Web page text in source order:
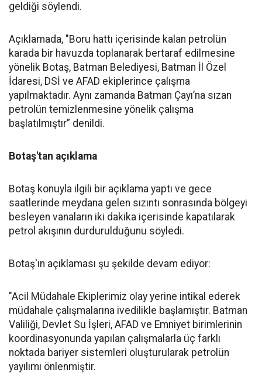
geldiği söylendi.
Açıklamada, "Boru hattı içerisinde kalan petrolün
karada bir havuzda toplanarak bertaraf edilmesine
yönelik Botaş, Batman Belediyesi, Batman İl Özel
İdaresi, DSİ ve AFAD ekiplerince çalışma
yapılmaktadır. Aynı zamanda Batman Çayı’na sızan
petrolün temizlenmesine yönelik çalışma
başlatılmıştır” denildi.
Botaş'tan açıklama
Botaş konuyla ilgili bir açıklama yaptı ve gece
saatlerinde meydana gelen sızıntı sonrasında bölgeyi
besleyen vanaların iki dakika içerisinde kapatılarak
petrol akışının durdurulduğunu söyledi.
Botaş'ın açıklaması şu şekilde devam ediyor:
"Acil Müdahale Ekiplerimiz olay yerine intikal ederek
müdahale çalışmalarına ivedilikle başlamıştır. Batman
Valiliği, Devlet Su İşleri, AFAD ve Emniyet birimlerinin
koordinasyonunda yapılan çalışmalarla üç farklı
noktada bariyer sistemleri oluşturularak petrolün
yayılımı önlenmiştir.